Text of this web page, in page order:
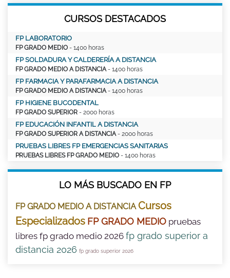
CURSOS DESTACADOS
FP LABORATORIO
FP GRADO MEDIO - 1400 horas
FP SOLDADURA Y CALDERERÍA A DISTANCIA
FP GRADO MEDIO A DISTANCIA - 1400 horas
FP FARMACIA Y PARAFARMACIA A DISTANCIA
FP GRADO MEDIO A DISTANCIA - 1400 horas
FP HIGIENE BUCODENTAL
FP GRADO SUPERIOR - 2000 horas
FP EDUCACIÓN INFANTIL A DISTANCIA
FP GRADO SUPERIOR A DISTANCIA - 2000 horas
PRUEBAS LIBRES FP EMERGENCIAS SANITARIAS
PRUEBAS LIBRES FP GRADO MEDIO - 1400 horas
LO MÁS BUSCADO EN FP
FP GRADO MEDIO A DISTANCIA Cursos
Especializados FP GRADO MEDIO pruebas
libres fp grado medio 2026 fp grado superior a
distancia 2026 fp grado superior 2026